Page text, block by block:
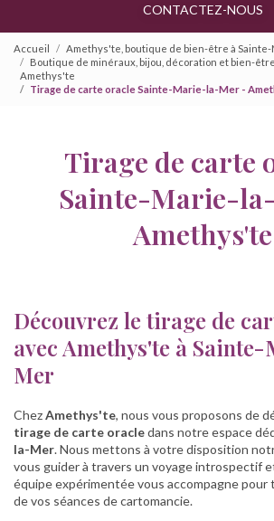
CONTACTEZ-NOUS
Accueil
Amethys'te, boutique de bien-être à
Boutique de minéraux, bijou, décoration et bien-
Amethys'te
Tirage de carte oracle Sainte-Marie-la-Mer -
Tirage de carte
Sainte-Marie-
Amethys'te
Découvrez le tirage de
avec Amethys'te à
Mer
ChezAmethys'te, nous vous proposons de
tirage de carte oracledans notre espace
la-Mer. Nous mettons à votre disposition
vous guider à travers un voyage introspectif
équipe expérimentée vous accompagne pour
de vos séances de cartomancie.